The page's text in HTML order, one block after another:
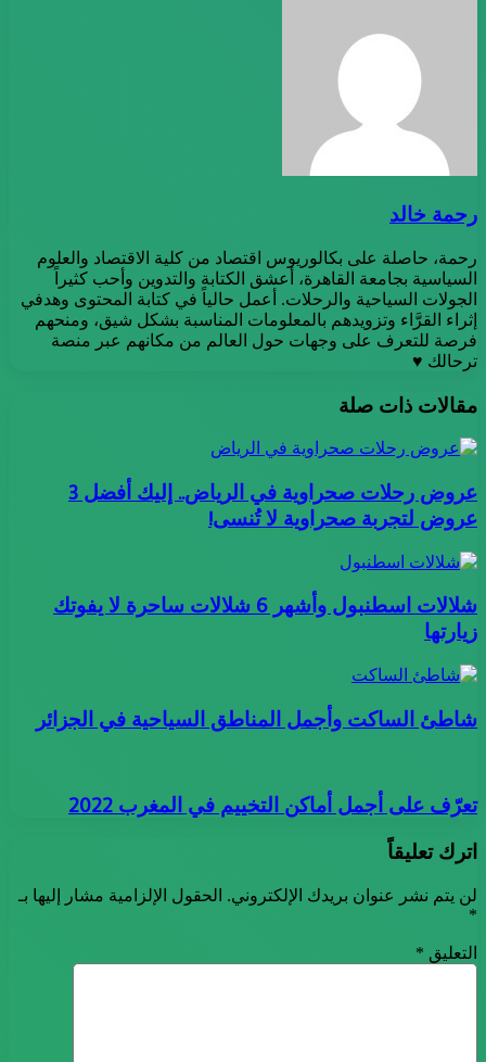
رحمة خالد
رحمة، حاصلة على بكالوريوس اقتصاد من كلية الاقتصاد والعلوم
السياسية بجامعة القاهرة، أعشق الكتابة والتدوين وأحب كثيراً
الجولات السياحية والرحلات. أعمل حالياً في كتابة المحتوى وهدفي
إثراء القرَّاء وتزويدهم بالمعلومات المناسبة بشكل شيق، ومنحهم
فرصة للتعرف على وجهات حول العالم من مكانهم عبر منصة
ترحالك ♥
مقالات ذات صلة
عروض رحلات صحراوية في الرياض.. إليك أفضل 3
عروض لتجربة صحراوية لا تُنسى!
شلالات اسطنبول وأشهر 6 شلالات ساحرة لا يفوتك
زيارتها
شاطئ الساكت وأجمل المناطق السياحية في الجزائر
تعرّف على أجمل أماكن التخييم في المغرب 2022
اترك تعليقاً
لن يتم نشر عنوان بريدك الإلكتروني. الحقول الإلزامية مشار إليها بـ
*
التعليق *